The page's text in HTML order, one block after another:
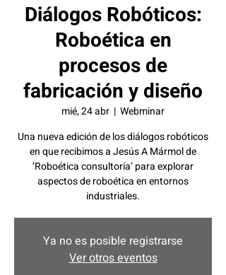
Diálogos Robóticos:
Roboética en
procesos de
fabricación y diseño
mié, 24 abr
  |
Webminar
Una nueva edición de los diálogos robóticos
en que recibimos a Jesús A Mármol de
‘Roboética consultoría’ para explorar
aspectos de roboética en entornos
industriales.
Ya no es posible registrarse
Ver otros eventos